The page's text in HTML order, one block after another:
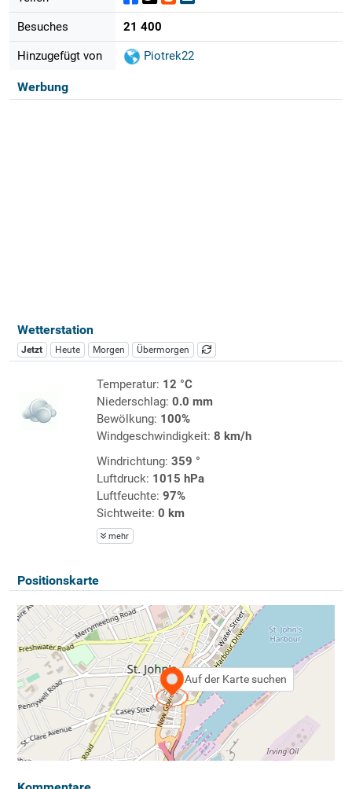
Besuches 21 400
Hinzugefügt von Piotrek22
Werbung
Wetterstation
Jetzt Heute Morgen Übermorgen
Temperatur: 12 °C
Niederschlag: 0.0 mm
Bewölkung: 100%
Windgeschwindigkeit: 8 km/h
Windrichtung: 359 °
Luftdruck: 1015 hPa
Luftfeuchte: 97%
Sichtweite: 0 km
mehr
Positionskarte
Auf der Karte suchen